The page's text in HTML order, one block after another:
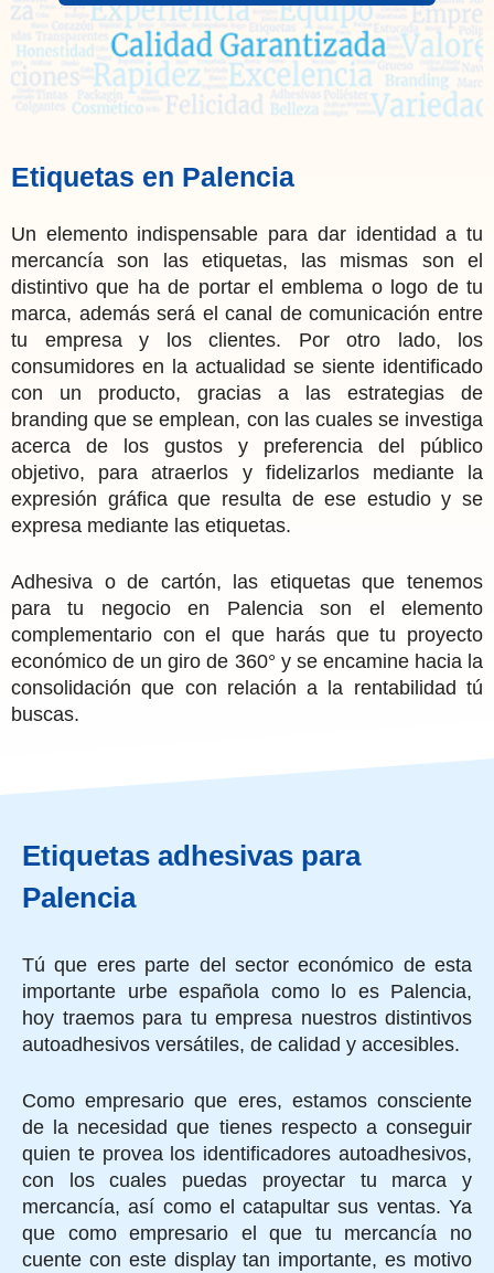
Etiquetas en Palencia
Un elemento indispensable para dar identidad a tu
mercancía son las etiquetas, las mismas son el
distintivo que ha de portar el emblema o logo de tu
marca, además será el canal de comunicación entre
tu empresa y los clientes. Por otro lado, los
consumidores en la actualidad se siente identificado
con un producto, gracias a las estrategias de
branding que se emplean, con las cuales se investiga
acerca de los gustos y preferencia del público
objetivo, para atraerlos y fidelizarlos mediante la
expresión gráfica que resulta de ese estudio y se
expresa mediante las etiquetas.
Adhesiva o de cartón, las etiquetas que tenemos
para tu negocio en Palencia son el elemento
complementario con el que harás que tu proyecto
económico de un giro de 360° y se encamine hacia la
consolidación que con relación a la rentabilidad tú
buscas.
Etiquetas adhesivas para
Palencia
Tú que eres parte del sector económico de esta
importante urbe española como lo es Palencia,
hoy traemos para tu empresa nuestros distintivos
autoadhesivos versátiles, de calidad y accesibles.
Como empresario que eres, estamos consciente
de la necesidad que tienes respecto a conseguir
quien te provea los identificadores autoadhesivos,
con los cuales puedas proyectar tu marca y
mercancía, así como el catapultar sus ventas. Ya
que como empresario el que tu mercancía no
cuente con este display tan importante, es motivo